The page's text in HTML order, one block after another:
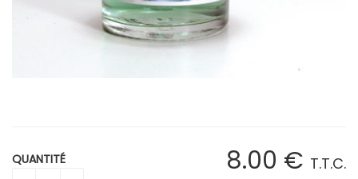
8.00 € T.T.C.
QUANTITÉ